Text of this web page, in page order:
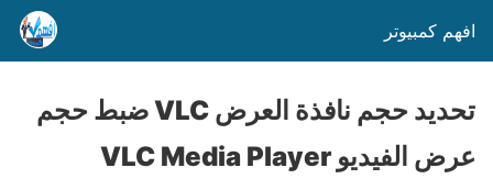
افهم كمبيوتر
تحديد حجم نافذة العرض VLC ضبط حجم
عرض الفيديو VLC Media Player